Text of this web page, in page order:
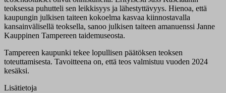
teoksessa puhutteli sen leikkisyys ja lähestyttävyys. Hienoa, että
kaupungin julkisen taiteen kokoelma kasvaa kiinnostavalla
kansainvälisellä teoksella, sanoo julkisen taiteen amanuenssi Janne
Kauppinen Tampereen taidemuseosta.
Tampereen kaupunki tekee lopullisen päätöksen teoksen
toteuttamisesta. Tavoitteena on, että teos valmistuu vuoden 2024
kesäksi.
Lisätietoja